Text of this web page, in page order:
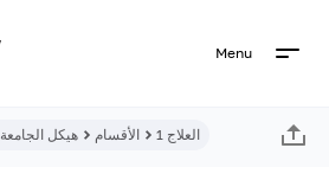
Menu
هيكل الجامعة الأقسام العلاج 1